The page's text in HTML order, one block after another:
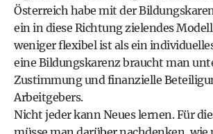
Österreich habe mit der
ein in diese Richtung zielendes
weniger flexibel ist als ein
eine Bildungskarenz braucht man
Zustimmung und finanzielle
Arbeitgebers.
Nicht jeder kann Neues lernen. Für